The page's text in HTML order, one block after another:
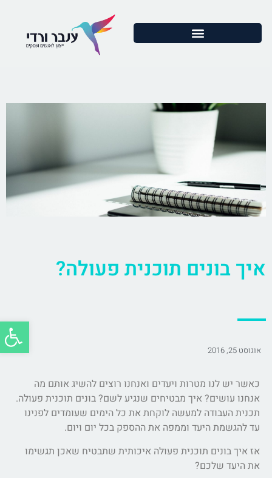
פתח
איך בונים תוכנית פעולה?
אוגוסט 25, 2016
כאשר יש לנו מטרות ויעדים ואנחנו רוצים להשיג אותם מה
אנחנו עושים? איך מבטיחים שנגיע לשם? בונים תוכנית פעולה.
תכנית העבודה למעשה לוקחת את כל הימים שעומדים לפנינו
עד להגשמת היעד וממפה את ההספק בכל יום ויום.
אז איך בונים תוכנית פעולה איכותית שתבטיח שאכן תגשימו
את היעד שלכם?